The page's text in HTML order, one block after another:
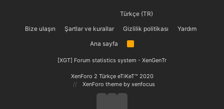
Türkçe (TR)
Bize ulaşın
Şartlar ve kurallar Gizlilik politikası
Yardım
Ana sayfa
R
[XGT] Forum statistics system - XenGenTr
XenForo 2 Türkçe eTiKeT™ 2020
XenForo theme by xenfocus